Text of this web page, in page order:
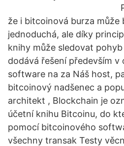
že i bitcoinová burza může
jednoduchá, ale díky
knihy může sledovat
dodává řešení především v
software na za Náš host,
bitcoinový nadšenec a
architekt , Blockchain je
účetní knihu Bitcoinu, do
pomocí bitcoinového
všechny transak Testy